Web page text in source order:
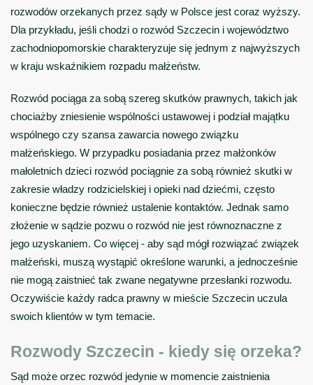
rozwodów orzekanych przez sądy w Polsce jest coraz wyższy.
Dla przykładu, jeśli chodzi o rozwód Szczecin i województwo
zachodniopomorskie charakteryzuje się jednym z najwyższych
w kraju wskaźnikiem rozpadu małżeństw.
Rozwód pociąga za sobą szereg skutków prawnych, takich jak
chociażby zniesienie wspólności ustawowej i podział majątku
wspólnego czy szansa zawarcia nowego związku
małżeńskiego. W przypadku posiadania przez małżonków
małoletnich dzieci rozwód pociągnie za sobą również skutki w
zakresie władzy rodzicielskiej i opieki nad dziećmi, często
konieczne będzie również ustalenie kontaktów. Jednak samo
złożenie w sądzie pozwu o rozwód nie jest równoznaczne z
jego uzyskaniem. Co więcej - aby sąd mógł rozwiązać związek
małżeński, muszą wystąpić określone warunki, a jednocześnie
nie mogą zaistnieć tak zwane negatywne przesłanki rozwodu.
Oczywiście każdy radca prawny w mieście Szczecin uczula
swoich klientów w tym temacie.
Rozwody Szczecin - kiedy się orzeka?
Sąd może orzec rozwód jedynie w momencie zaistnienia